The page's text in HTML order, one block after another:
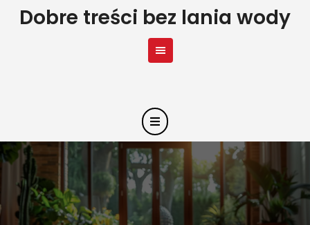
SkipDobre treści bez lania wody